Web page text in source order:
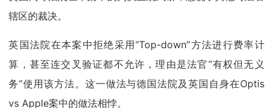
辖区的裁决。
英国法院在本案中拒绝采用“Top-down”方法进行费率计
算，甚至连交叉验证都不允许，理由是法官“有权但无义
务”使用该方法。这一做法与德国法院及英国自身在Optis
vs Apple案中的做法相悖。